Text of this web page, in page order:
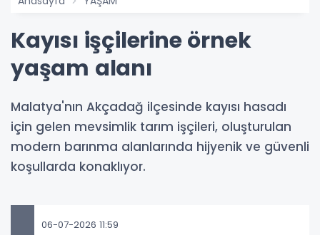
Kayısı işçilerine örnek
yaşam alanı
Malatya'nın Akçadağ ilçesinde kayısı hasadı
için gelen mevsimlik tarım işçileri, oluşturulan
modern barınma alanlarında hijyenik ve güvenli
koşullarda konaklıyor.
06-07-2026 11:59